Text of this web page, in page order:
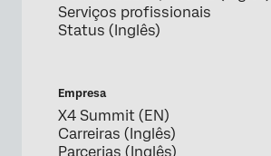
Serviços profissionais
Status (Inglês)
Empresa
X4 Summit (EN)
Carreiras (Inglês)
Parcerias (Inglês)